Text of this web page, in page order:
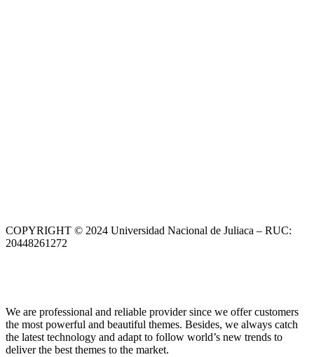
COPYRIGHT © 2024 Universidad Nacional de Juliaca – RUC:
20448261272
We are professional and reliable provider since we offer customers
the most powerful and beautiful themes. Besides, we always catch
the latest technology and adapt to follow world’s new trends to
deliver the best themes to the market.